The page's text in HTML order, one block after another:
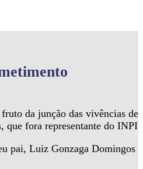
da junção das vivências de
que fora representante do INPI
pai, Luiz Gonzaga Domingos